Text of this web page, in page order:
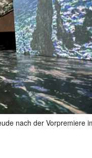
nach der Vorpremiere